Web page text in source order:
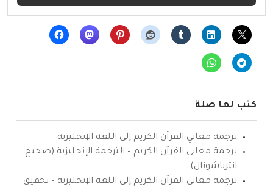
كتب لها صلة
ترجمة معاني القرآن الكريم إلى اللغة الإنجليزية
ترجمة معاني القرآن الكريم – الترجمة الإنجليزية (صحيح
انترناشونال)
ترجمة معاني القرآن الكريم إلى اللغة الإنجليزية – تحقيق